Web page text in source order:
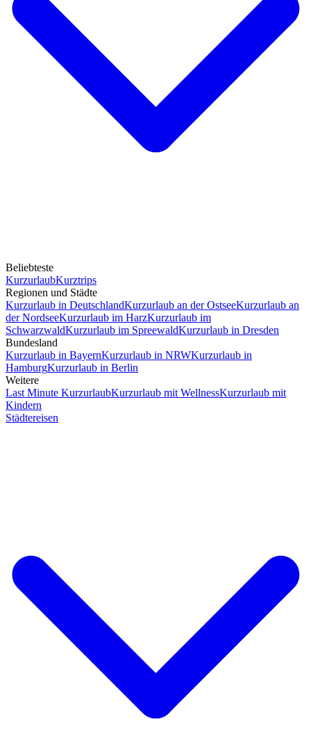
Beliebteste
KurzurlaubKurztrips
Regionen und Städte
Kurzurlaub in DeutschlandKurzurlaub an der OstseeKurzurlaub an
der NordseeKurzurlaub im HarzKurzurlaub im
SchwarzwaldKurzurlaub im SpreewaldKurzurlaub in Dresden
Bundesland
Kurzurlaub in BayernKurzurlaub in NRWKurzurlaub in
HamburgKurzurlaub in Berlin
Weitere
Last Minute KurzurlaubKurzurlaub mit WellnessKurzurlaub mit
Kindern
Städtereisen